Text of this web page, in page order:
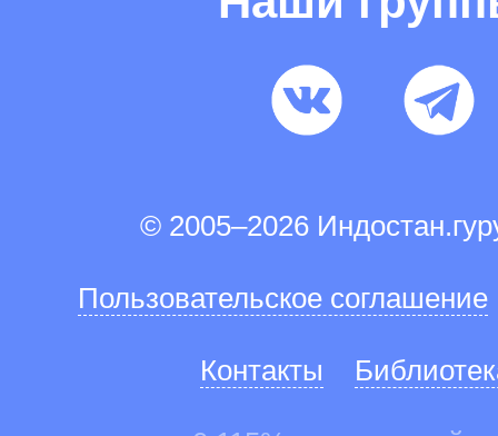
© 2005–2026
Пользовательское соглашение
Контакты